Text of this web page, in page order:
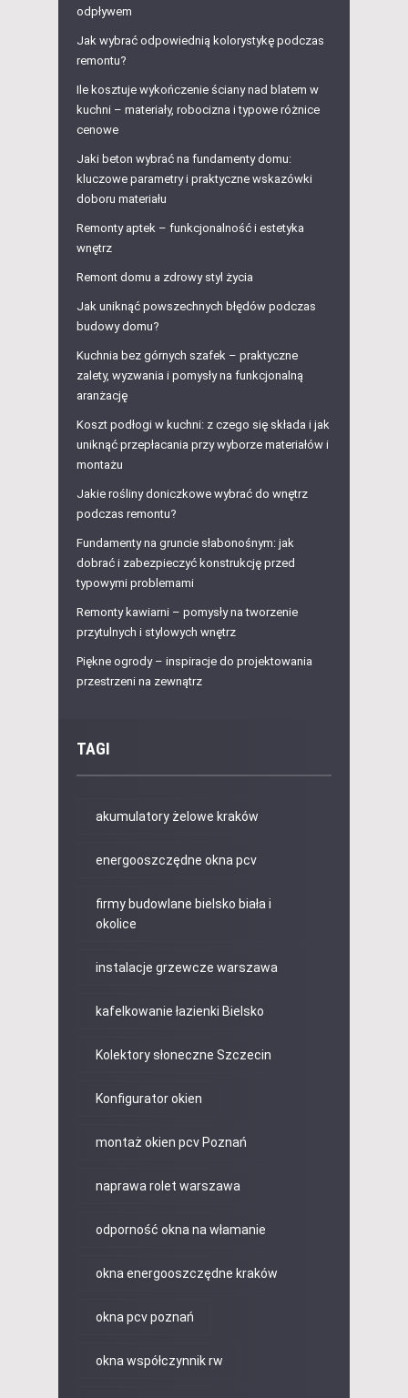
odpływem
Jak wybrać odpowiednią kolorystykę podczas
remontu?
Ile kosztuje wykończenie ściany nad blatem w
kuchni – materiały, robocizna i typowe różnice
cenowe
Jaki beton wybrać na fundamenty domu:
kluczowe parametry i praktyczne wskazówki
doboru materiału
Remonty aptek – funkcjonalność i estetyka
wnętrz
Remont domu a zdrowy styl życia
Jak uniknąć powszechnych błędów podczas
budowy domu?
Kuchnia bez górnych szafek – praktyczne
zalety, wyzwania i pomysły na funkcjonalną
aranżację
Koszt podłogi w kuchni: z czego się składa i jak
uniknąć przepłacania przy wyborze materiałów i
montażu
Jakie rośliny doniczkowe wybrać do wnętrz
podczas remontu?
Fundamenty na gruncie słabonośnym: jak
dobrać i zabezpieczyć konstrukcję przed
typowymi problemami
Remonty kawiarni – pomysły na tworzenie
przytulnych i stylowych wnętrz
Piękne ogrody – inspiracje do projektowania
przestrzeni na zewnątrz
TAGI
akumulatory żelowe kraków
energooszczędne okna pcv
firmy budowlane bielsko biała i
okolice
instalacje grzewcze warszawa
kafelkowanie łazienki Bielsko
Kolektory słoneczne Szczecin
Konfigurator okien
montaż okien pcv Poznań
naprawa rolet warszawa
odporność okna na włamanie
okna energooszczędne kraków
okna pcv poznań
okna współczynnik rw